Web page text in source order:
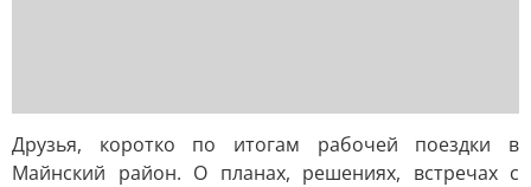
Друзья, коротко по итогам рабочей поездки в
Майнский район. О планах, решениях, встречах с